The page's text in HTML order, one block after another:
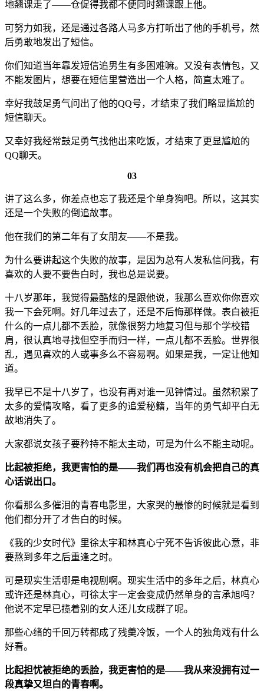
地翘课走了——仓促得我都不便同时翘课跟上他。
可努力如我，还是通过各路人马多方打听出了他的手机号，然
后勇敢地发出了短信。
你们知道当年靠发短信追男生有多困难嘛。又没有表情包，又
不能发图片，想要在短信里营造出一个人格，简直太难了。
幸好我鼓足勇气问出了他的QQ号，才结束了我们略显尴尬的
短信聊天。
又幸好我经常鼓足勇气找他出来吃饭，才结束了更显尴尬的
QQ聊天。
03
讲了这么多，你差点也忘了我还是个单身狗吧。所以，这其实
还是一个失败的倒追故事。
他在我们的第二年有了女朋友——不是我。
为什么要讲起这个失败的故事，是因为总有人发私信问我，有
喜欢的人要不要告白时，我也总是说要。
十八岁那年，我觉得最酷炫的是跟他说，我那么喜欢你你喜欢
我一下会死啊。好几年过去了，还是不后悔那样做。表白被拒
什么的一点儿都不丢脸，就像很努力地复习但与那个学校错
肩，很认真地寻找但空手而归一样，一点儿都不丢脸。世界很
乱，遇见喜欢的人或事多么不容易啊。如果是我，一定让他知
道。
我早已不是十八岁了，也没有再对谁一见钟情过。虽然积累了
太多的爱情攻略，看了更多的追爱秘籍，当年的勇气却平白无
故地消失了。
大家都说女孩子要矜持不能太主动，可是为什么不能主动呢。
比起被拒绝，我更害怕的是——我们再也没有机会把自己的真
心话说出口。
你看那么多催泪的青春电影里，大家哭的最惨的时候就是看到
他们都分开了才告白的时候。
《我的少女时代》里徐太宇和林真心宁死不告诉彼此心意，非
要熬到多年之后重逢之时。
可是现实生活哪是电视剧啊。现实生活中的多年之后，林真心
或许还是林真心，可徐太宇一定会变成仍然单身的言承旭吗？
他说不定早已揽着别的女人还儿女成群了呢。
那些心绪的千回万转都成了残羹冷饭，一个人的独角戏有什么
好看。
比起担忧被拒绝的丢脸，我更害怕的是——我从来没拥有过一
段真挚又坦白的青春啊。